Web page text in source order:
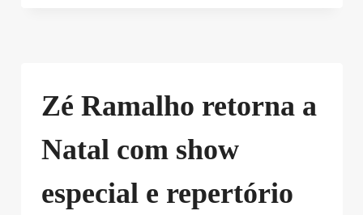
Zé Ramalho retorna a
Natal com show
especial e repertório